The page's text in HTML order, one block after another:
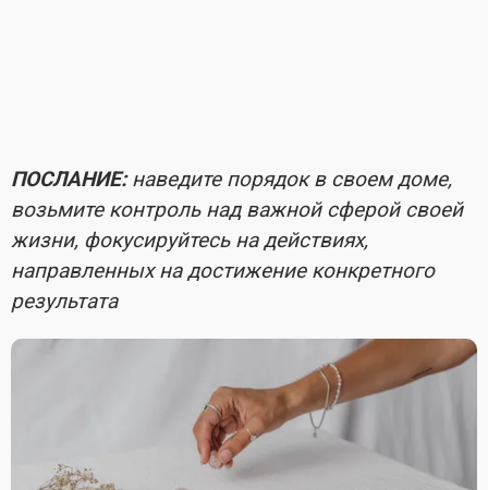
ПОСЛАНИЕ:наведите порядок в своем доме,
возьмите контроль над важной сферой своей
жизни, фокусируйтесь на действиях,
направленных на достижение конкретного
результата